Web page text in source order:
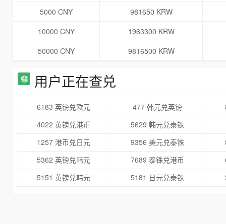
5000 CNY
981650 KRW
10000 CNY
1963300 KRW
50000 CNY
9816500 KRW
用户正在查兑
6183 英镑兑欧元 477 韩元兑英镑
4022 英镑兑港币
5629 韩元兑泰铢
1257 港币兑日元
9356 美元兑泰铢
5362 英镑兑韩元
7689 泰铢兑港币
5151 英镑兑韩元
5181 日元兑泰铢